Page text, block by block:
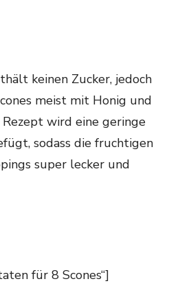
keinen Zucker, jedoch
meist mit Honig und
wird eine geringe
sodass die fruchtigen
super lecker und
für 8 Scones“]